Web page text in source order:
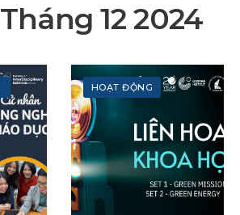
Tháng 12 2024
HOẠT ĐỘNG